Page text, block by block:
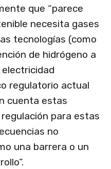
que “parece
necesita gases
tecnologías (como
de hidrógeno a
regulatorio actual
cuenta estas
para estas
no
una barrera o un